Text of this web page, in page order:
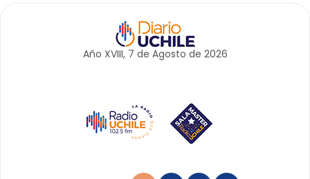
Año XVIII, 7 de Agosto de 2026